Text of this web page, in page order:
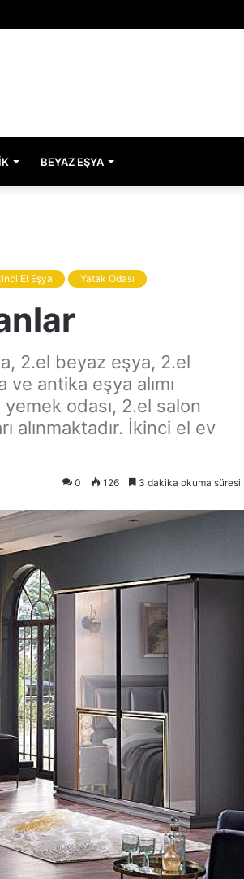
BEYAZ EŞYA
El Eşya Yatak Odası
2.el beyaz eşya, 2.el
antika eşya alımı
yemek odası, 2.el salon
alınmaktadır. İkinci el ev
0 126 3 dakika okuma süresi